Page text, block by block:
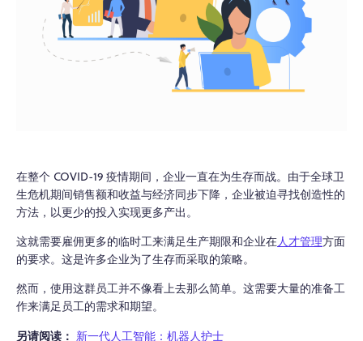
在整个 COVID-19 疫情期间，企业一直在为生存而战。由于全球卫
生危机期间销售额和收益与经济同步下降，企业被迫寻找创造性的
方法，以更少的投入实现更多产出。
这就需要雇佣更多的临时工来满足生产期限和企业在人才管理方面
的要求。这是许多企业为了生存而采取的策略。
然而，使用这群员工并不像看上去那么简单。这需要大量的准备工
作来满足员工的需求和期望。
另请阅读： 新一代人工智能：机器人护士